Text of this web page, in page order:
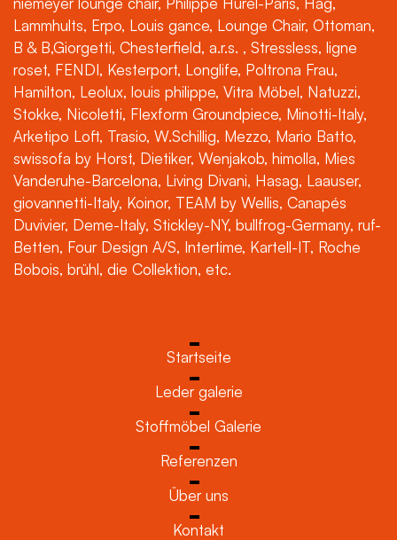
Lammhults, Erpo, Louis gance, Lounge Chair, Ottoman,
B & B,Giorgetti, Chesterfield, a.r.s. , Stressless, ligne
roset, FENDI, Kesterport, Longlife, Poltrona Frau,
Hamilton, Leolux, louis philippe, Vitra Möbel, Natuzzi,
Stokke, Nicoletti, Flexform Groundpiece, Minotti-Italy,
Arketipo Loft, Trasio, W.Schillig, Mezzo, Mario Batto,
swissofa by Horst, Dietiker, Wenjakob, himolla, Mies
Vanderuhe-Barcelona, Living Divani, Hasag, Laauser,
giovannetti-Italy, Koinor, TEAM by Wellis, Canapés
Duvivier, Deme-Italy, Stickley-NY, bullfrog-Germany, ruf-
Betten, Four Design A/S, Intertime, Kartell-IT, Roche
Bobois, brühl, die Collektion, etc.
Startseite
Leder galerie
Stoffmöbel Galerie
Referenzen
Über uns
Kontakt